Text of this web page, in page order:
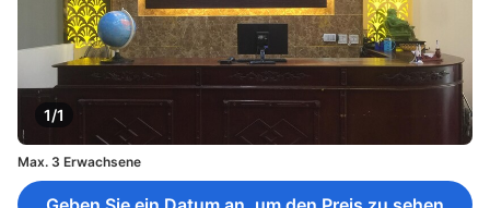
1/1
Max. 3 Erwachsene